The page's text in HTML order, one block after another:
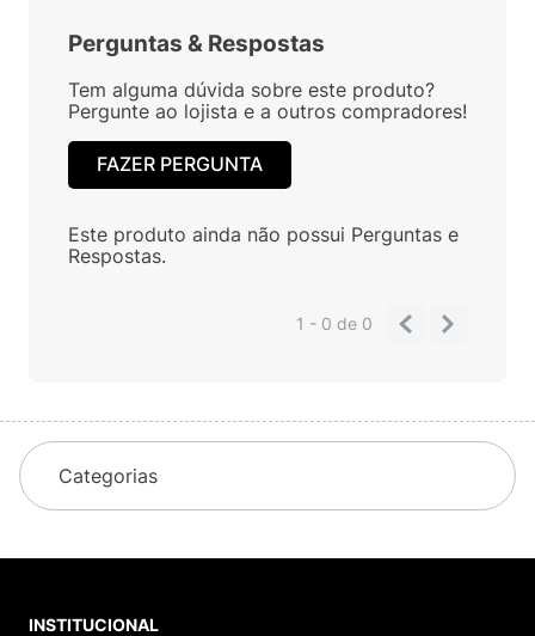
Perguntas & Respostas
Tem alguma dúvida sobre este produto?
Pergunte ao lojista e a outros compradores!
FAZER PERGUNTA
Este produto ainda não possui Perguntas e
Respostas.
1 - 0de 0
Categorias
INSTITUCIONAL